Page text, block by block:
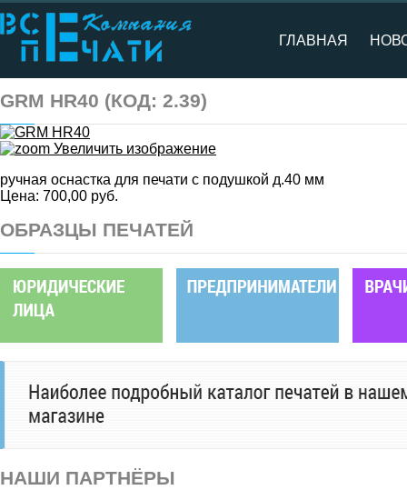
ГЛАВНАЯ
GRM HR40 (КОД: 2.39)
Увеличить изображение
ручная оснастка для печати с подушкой д.40 мм
Цена: 700,00 руб.
ОБРАЗЦЫ ПЕЧАТЕЙ
НАШИ ПАРТНЁРЫ